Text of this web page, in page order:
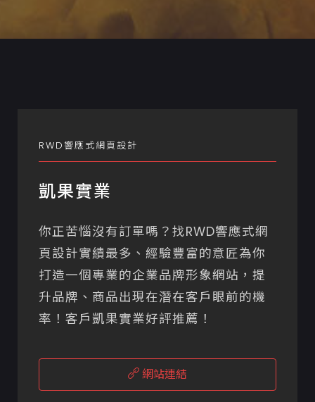
RWD響應式網頁設計
凱果實業
你正苦惱沒有訂單嗎？找RWD響應式網
頁設計實績最多、經驗豐富的意匠為你
打造一個專業的企業品牌形象網站，提
升品牌、商品出現在潛在客戶眼前的機
率！客戶凱果實業好評推薦！
網站連結